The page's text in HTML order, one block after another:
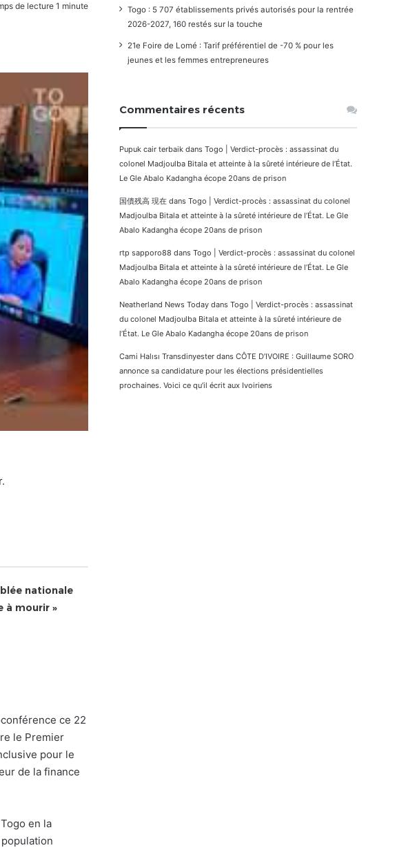
de lecture 1 minute
nationale
à mourir »
ce 22
le Premier
pour le
de la finance
en la
Togo : 5 707 établissements privés autorisés pour la rentrée
2026-2027, 160 restés sur la touche
21e Foire de Lomé : Tarif préférentiel de -70 % pour les
jeunes et les femmes entrepreneures
Commentaires récents
Pupuk cair terbaik dans Togo | Verdict-procès : assassinat du
colonel Madjoulba Bitala et atteinte à la sûreté intérieure de l’État.
Le Gle Abalo Kadangha écope 20ans de prison
国債残高 現在 dans Togo | Verdict-procès : assassinat du colonel
Madjoulba Bitala et atteinte à la sûreté intérieure de l’État. Le Gle
Abalo Kadangha écope 20ans de prison
rtp sapporo88 dans Togo | Verdict-procès : assassinat du colonel
Madjoulba Bitala et atteinte à la sûreté intérieure de l’État. Le Gle
Abalo Kadangha écope 20ans de prison
Neatherland News Today dans Togo | Verdict-procès : assassinat
du colonel Madjoulba Bitala et atteinte à la sûreté intérieure de
l’État. Le Gle Abalo Kadangha écope 20ans de prison
Cami Halısı Transdinyester dans CÔTE D’IVOIRE : Guillaume SORO
annonce sa candidature pour les élections présidentielles
prochaines. Voici ce qu’il écrit aux Ivoiriens